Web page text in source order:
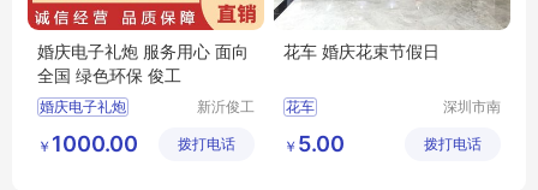
婚庆电子礼炮 服务用心 面向
全国 绿色环保 俊工
婚庆电子礼炮
新沂俊工
公司
￥ 1000.00 拨打电话
花车 婚庆花束节假日
花车
深圳市南
观园林有
￥ 5.00 拨打电话